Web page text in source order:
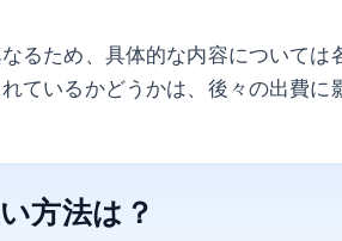
るため、具体的な内容については
ているかどうかは、後々の出費に
方法は？